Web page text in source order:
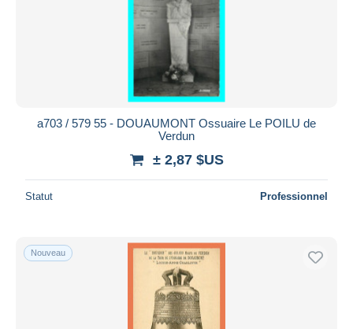
a703 / 579 55 - DOUAUMONT Ossuaire Le POILU de
Verdun
± 2,87 $US
Statut Professionnel
Nouveau